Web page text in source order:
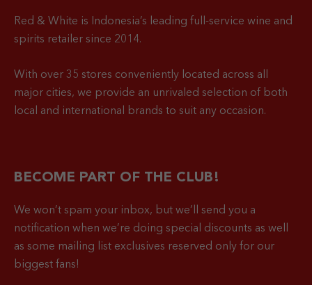
Red & White is Indonesia’s leading full-service wine and
spirits retailer since 2014.
With over 35 stores conveniently located across all
major cities, we provide an unrivaled selection of both
local and international brands to suit any occasion.
BECOME PART OF THE CLUB!
We won’t spam your inbox, but we’ll send you a
notification when we’re doing special discounts as well
as some mailing list exclusives reserved only for our
biggest fans!